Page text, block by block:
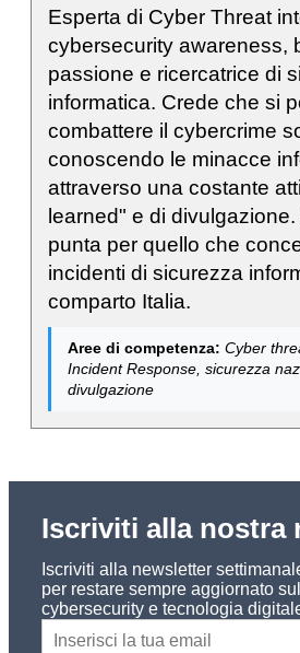
Esperta di Cyber Threat
cybersecurity awareness,
passione e ricercatrice di
informatica. Crede che si
combattere il cybercrime
conoscendo le minacce
attraverso una costante
learned" e di
punta per quello che
incidenti di sicurezza
comparto Italia.
Aree di competenza: Cyber
Incident Response, sicurezza
divulgazione
Iscriviti alla nostra
Iscriviti alla newsletter
per restare sempre aggiornato
cybersecurity e tecnologia